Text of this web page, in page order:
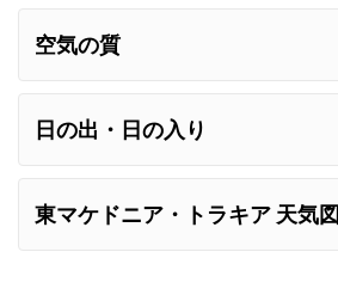
空気の質
日の出・日の入り
東マケドニア・トラキア 天気図